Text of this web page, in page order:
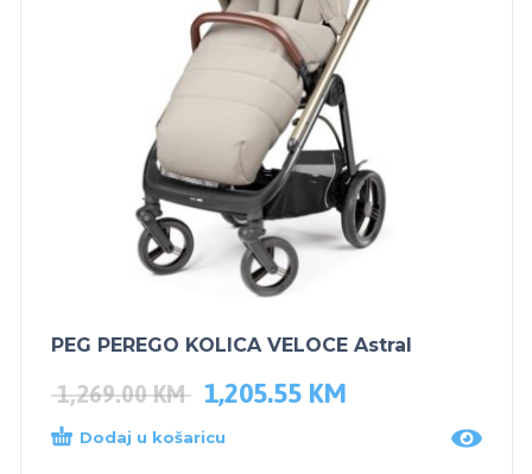
PEG PEREGO KOLICA VELOCE Astral
1,269.00KM 1,205.55 KM
Dodaj u košaricu